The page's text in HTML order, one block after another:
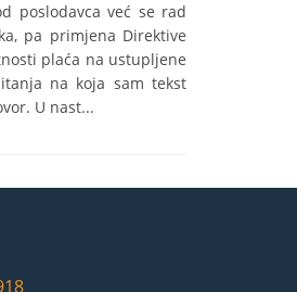
poslodavca već se rad
pa primjena Direktive
plaća na ustupljene
na koja sam tekst
U nast...